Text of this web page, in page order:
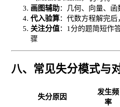
画图辅助：几何、向量、
代入验算：代数方程解完
关注分值：1分的题简短作
骤
八、常见失分模式与
失分原因
发生频
率